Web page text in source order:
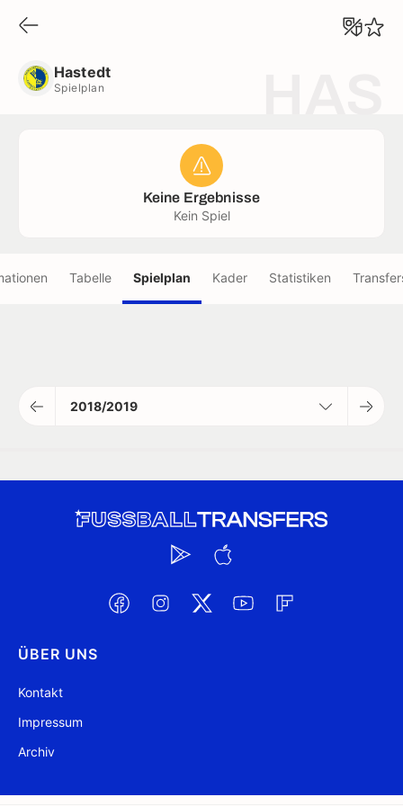
Hastedt
Spielplan
Keine Ergebnisse
Kein Spiel
Tabelle Spielplan Kader Statistiken
2018/2019
ÜBER UNS
Kontakt
Impressum
Archiv